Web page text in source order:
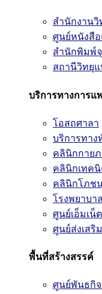
สำนักงาน
ศูนย์หนังสือ
สำนักพิมพ์
สถานีวิทยุแ
บริการทางการแ
โอสถศาลา
บริการทาง
คลินิกกาย
คลินิกเทค
คลินิกโภช
โรงพยาบา
ศูนย์เอ็มเน็ต
ศูนย์ส่งเสริ
พื้นที่สร้างสรรค์
ศูนย์พันธกิจ